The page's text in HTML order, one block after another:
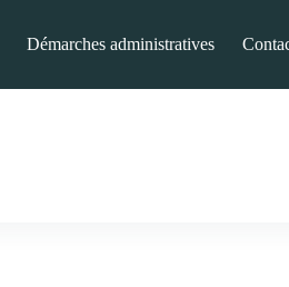
Démarches administratives